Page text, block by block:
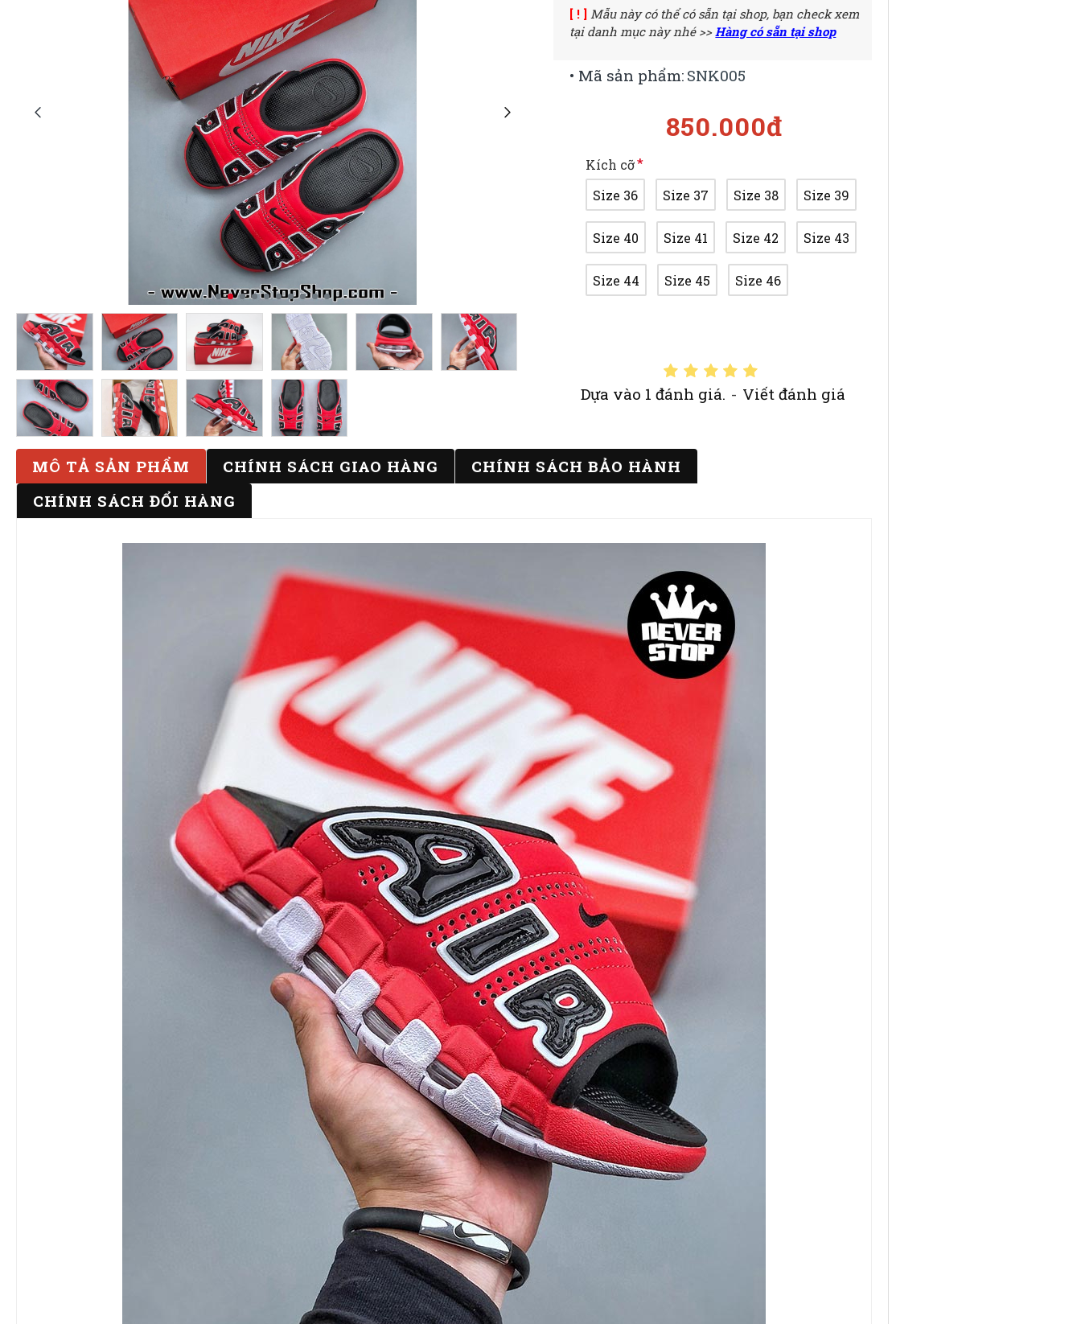
Dựa vào 1 đánh giá. - Viết đánh giá
850.000đ
• Mã sản phẩm: SNK005
Kích cỡ
Size 36
Size 37 Size 38 Size 39
Size 40 Size 41 Size 42 Size 43
Size 44 Size 45 Size 46
[ ! ] Mẫu này có thể có sẵn tại shop, bạn check xem
tại danh mục này nhé >>Hàng có sẵn tại shop
MÔ TẢ SẢN PHẨM CHÍNH SÁCH GIAO HÀNG
CHÍNH SÁCH BẢO HÀNH
CHÍNH SÁCH ĐỔI HÀNG